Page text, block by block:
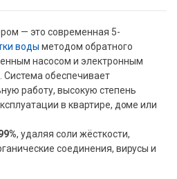
— это современная 5-
воды методом обратного
насосом и электронным
Система обеспечивает
работу, высокую степень
в квартире, доме или
, удаляя соли жёсткости,
соединения, вирусы и